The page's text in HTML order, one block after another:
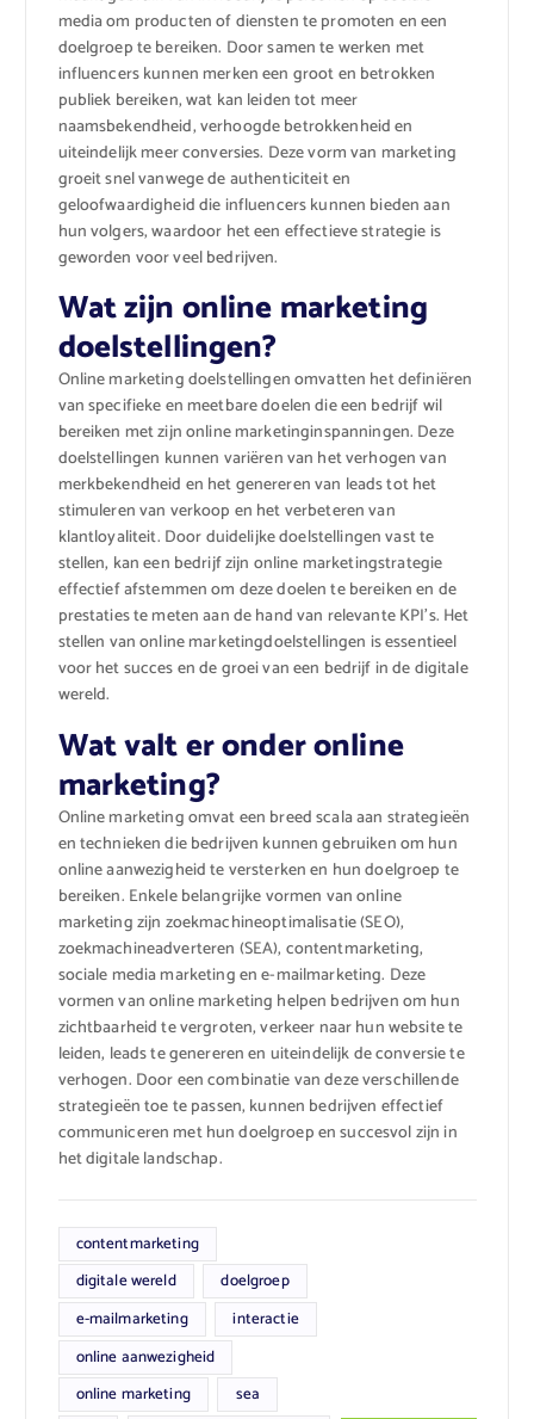
media om producten of diensten te promoten en een
doelgroep te bereiken. Door samen te werken met
influencers kunnen merken een groot en betrokken
publiek bereiken, wat kan leiden tot meer
naamsbekendheid, verhoogde betrokkenheid en
uiteindelijk meer conversies. Deze vorm van marketing
groeit snel vanwege de authenticiteit en
geloofwaardigheid die influencers kunnen bieden aan
hun volgers, waardoor het een effectieve strategie is
geworden voor veel bedrijven.
Wat zijn online marketing
doelstellingen?
Online marketing doelstellingen omvatten het definiëren
van specifieke en meetbare doelen die een bedrijf wil
bereiken met zijn online marketinginspanningen. Deze
doelstellingen kunnen variëren van het verhogen van
merkbekendheid en het genereren van leads tot het
stimuleren van verkoop en het verbeteren van
klantloyaliteit. Door duidelijke doelstellingen vast te
stellen, kan een bedrijf zijn online marketingstrategie
effectief afstemmen om deze doelen te bereiken en de
prestaties te meten aan de hand van relevante KPI’s. Het
stellen van online marketingdoelstellingen is essentieel
voor het succes en de groei van een bedrijf in de digitale
wereld.
Wat valt er onder online
marketing?
Online marketing omvat een breed scala aan strategieën
en technieken die bedrijven kunnen gebruiken om hun
online aanwezigheid te versterken en hun doelgroep te
bereiken. Enkele belangrijke vormen van online
marketing zijn zoekmachineoptimalisatie (SEO),
zoekmachineadverteren (SEA), contentmarketing,
sociale media marketing en e-mailmarketing. Deze
vormen van online marketing helpen bedrijven om hun
zichtbaarheid te vergroten, verkeer naar hun website te
leiden, leads te genereren en uiteindelijk de conversie te
verhogen. Door een combinatie van deze verschillende
strategieën toe te passen, kunnen bedrijven effectief
communiceren met hun doelgroep en succesvol zijn in
het digitale landschap.
contentmarketing
digitale wereld
doelgroep
e-mailmarketing
interactie
online aanwezigheid
online marketing
sea